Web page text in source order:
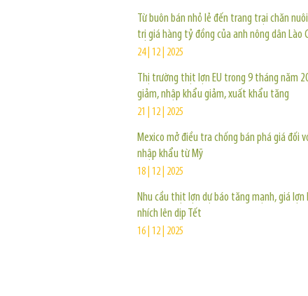
Từ buôn bán nhỏ lẻ đến trang trại chăn
trị giá hàng tỷ đồng của anh nông dân Lào
24 | 12 | 2025
Thị trường thịt lợn EU trong 9 tháng năm
giảm, nhập khẩu giảm, xuất khẩu tăng
21 | 12 | 2025
Mexico mở điều tra chống bán phá giá đối
nhập khẩu từ Mỹ
18 | 12 | 2025
Nhu cầu thịt lợn dự báo tăng mạnh, giá lợn
nhích lên dịp Tết
16 | 12 | 2025